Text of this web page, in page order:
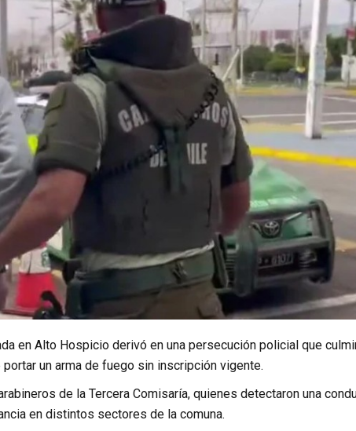
en Alto Hospicio derivó en una persecución policial que
un arma de fuego sin inscripción vigente.
de la Tercera Comisaría, quienes detectaron una
en distintos sectores de la comuna.